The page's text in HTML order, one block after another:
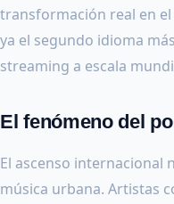
transformación real en
ya el segundo idioma
streaming a escala
El fenómeno del
El ascenso internacional
música urbana. Artistas